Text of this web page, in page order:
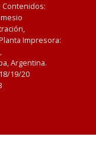
Impresora:
Argentina.
19/20